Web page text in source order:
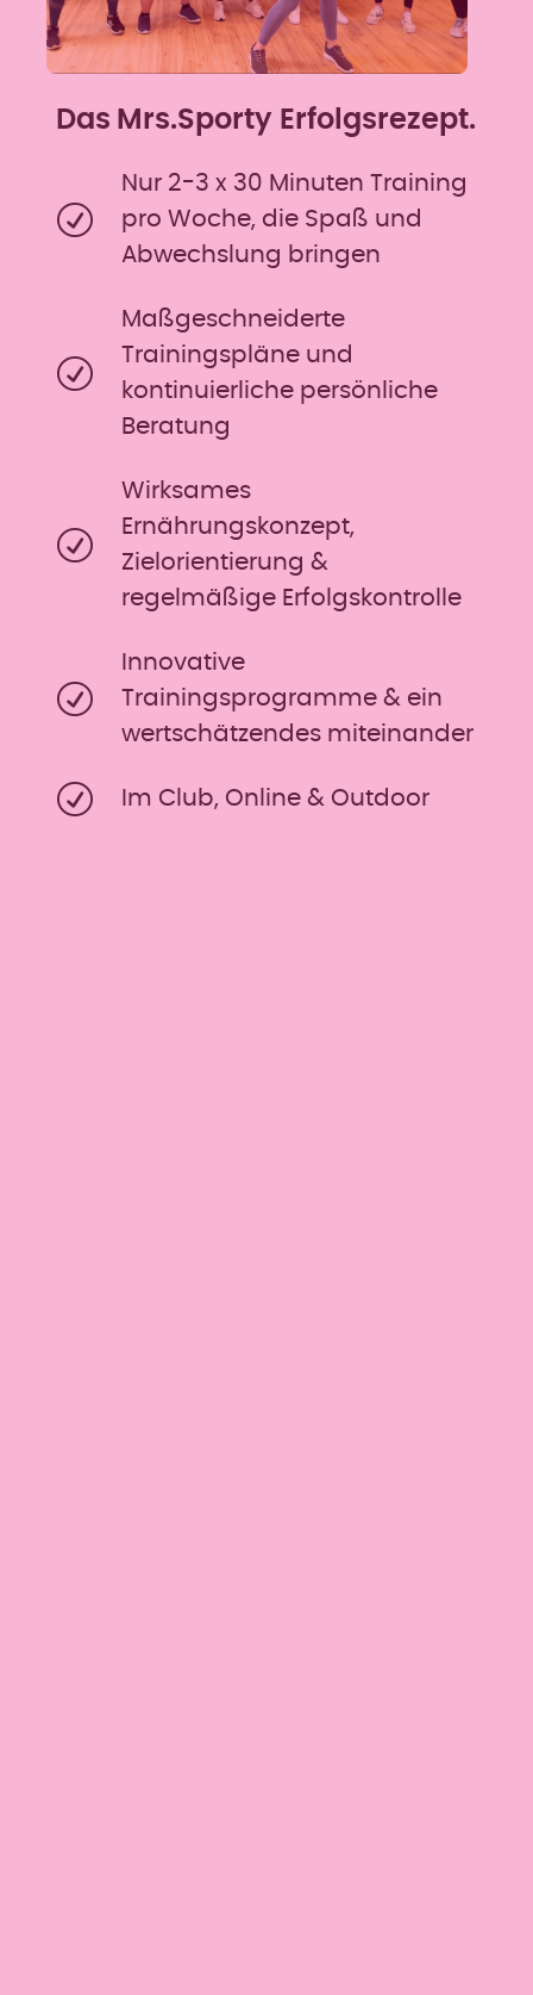
Das Mrs.Sporty Erfolgsrezept.
Nur 2-3 x 30 Minuten Training
pro Woche, die Spaß und
Abwechslung bringen
Maßgeschneiderte
Trainingspläne und
kontinuierliche persönliche
Beratung
Wirksames
Ernährungskonzept,
Zielorientierung &
regelmäßige Erfolgskontrolle
Innovative
Trainingsprogramme & ein
wertschätzendes miteinander
Im Club, Online & Outdoor